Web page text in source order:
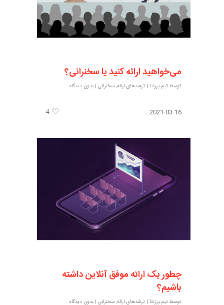
می‌خواهید ارائه کنید یا سخنرانی؟
توسط تیم پرزنتا | ترفندهای ارائه,سخنرانی |بدون دیدگاه
2021-03-16
4
چطور یک ارائه موفق آنلاین داشته
باشیم؟
توسط تیم پرزنتا | ترفندهای ارائه,سخنرانی |بدون دیدگاه